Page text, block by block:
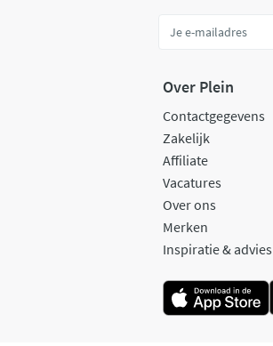
Over Plein
Contactgegevens
Zakelijk
Affiliate
Vacatures
Over ons
Merken
Inspiratie & advies